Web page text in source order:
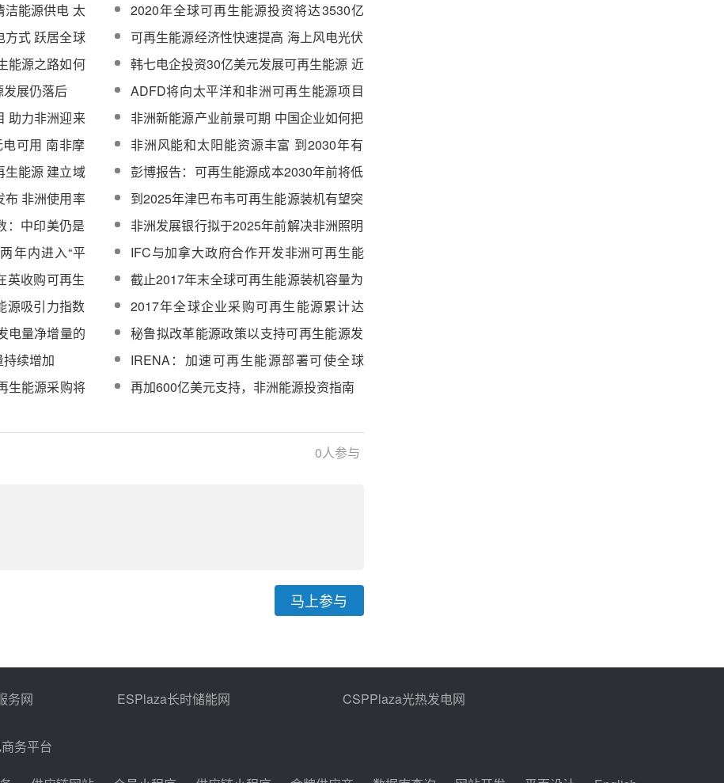
洁能源供电 太
2020年全球可再生能源投资将达3530亿
美元 年复合增率约为5.85%
方式 跃居全球
可再生能源经济性快速提高 海上风电光伏
降价最快
能源之路如何
韩七电企投资30亿美元发展可再生能源 近
四成将用于太阳能
展仍落后
ADFD将向太平洋和非洲可再生能源项目
资助4450万美元
助力非洲迎来
非洲新能源产业前景可期 中国企业如何把
握良机？
可用 南非摩
非洲风能和太阳能资源丰富 到2030年有
望解决缺电问题
生能源 建立域
彭博报告：可再生能源成本2030年前将低
于化石能源电厂
布 非洲使用率
到2025年津巴布韦可再生能源装机有望突
破1GW
：中印美仍是
非洲发展银行拟于2025年前解决非洲照明
问题
年内进入“平
IFC与加拿大政府合作开发非洲可再生能
源项目
英收购可再生
截止2017年末全球可再生能源装机容量为
2179GW
源吸引力指数
2017年全球企业采购可再生能源累计达
465太瓦时
电量净增量的
秘鲁拟改革能源政策以支持可再生能源发
展
续增加
IRENA：加速可再生能源部署可使全球
GDP增长1%
生能源采购将
再加600亿美元支持，非洲能源投资指南
0人参与
马上参与
务网 ESPlaza长时储能网 CSPPlaza光热发电网
务平台